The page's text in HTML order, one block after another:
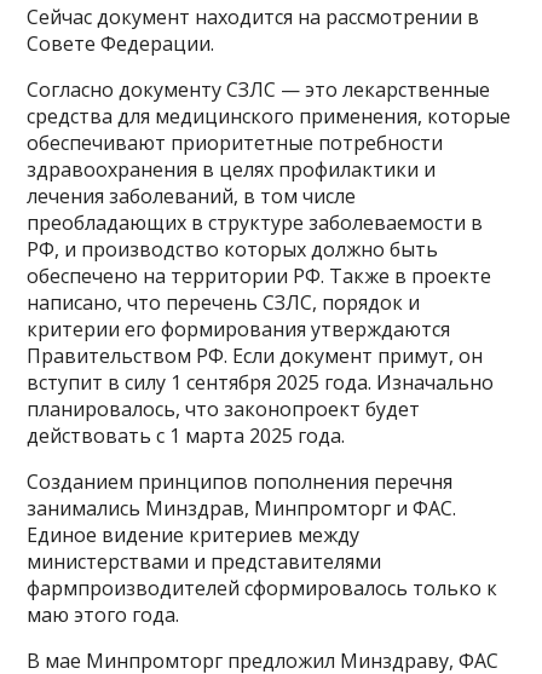
Сейчас документ находится на рассмотрении в
Совете Федерации.
Согласно документу СЗЛС — это лекарственные
средства для медицинского применения, которые
обеспечивают приоритетные потребности
здравоохранения в целях профилактики и
лечения заболеваний, в том числе
преобладающих в структуре заболеваемости в
РФ, и производство которых должно быть
обеспечено на территории РФ. Также в проекте
написано, что перечень СЗЛС, порядок и
критерии его формирования утверждаются
Правительством РФ. Если документ примут, он
вступит в силу 1 сентября 2025 года. Изначально
планировалось, что законопроект будет
действовать с 1 марта 2025 года.
Созданием принципов пополнения перечня
занимались Минздрав, Минпромторг и ФАС.
Единое видение критериев между
министерствами и представителями
фармпроизводителей сформировалось только к
маю этого года.
В мае Минпромторг предложил Минздраву, ФАС